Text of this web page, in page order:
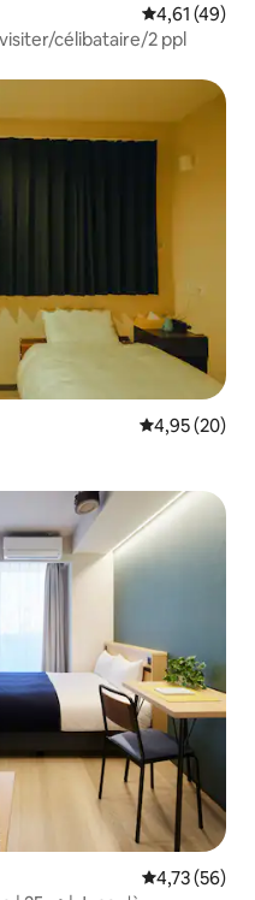
Évaluation
4,61 (49)
célibataire/2 ppl
Évaluation
4,95 (20)
Évaluation
4,73 (56)